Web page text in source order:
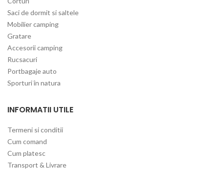
Saci de dormit si saltele
Mobilier camping
Gratare
Accesorii camping
Rucsacuri
Portbagaje auto
Sporturi în natura
INFORMATII UTILE
Termeni si conditii
Cum comand
Cum platesc
Transport & Livrare